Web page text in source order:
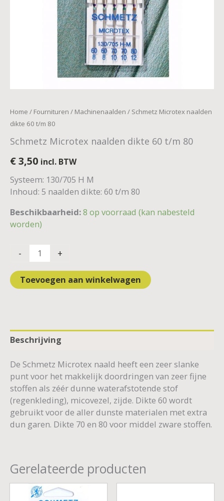
Home / Fournituren / Machinenaalden / Schmetz Microtex naalden
dikte 60 t/m 80
Schmetz Microtex naalden dikte 60 t/m 80
€3,50 incl. BTW
Systeem: 130/705 H M
Inhoud: 5 naalden dikte: 60 t/m 80
Beschikbaarheid:8 op voorraad (kan nabesteld
worden)
- +
Toevoegen aan winkelwagen
Beschrijving
De Schmetz Microtex naald heeft een zeer slanke
punt voor het makkelijk doordringen van zeer fijne
stoffen als zéér dunne waterafstotende stof
(regenkleding), micovezel, zijde. Dikte 60 wordt
gebruikt voor de aller dunste materialen met extra
dun garen. Dikte 70 en 80 voor middel zware stoffen.
Gerelateerde producten